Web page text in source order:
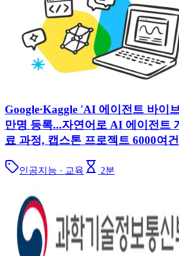
Google·Kaggle 'AI 에이전트 바이
만명 등록...자연어로 AI 에이전트
료 과정, 캡스톤 프로젝트 6000여
인공지능 · 교육 2분